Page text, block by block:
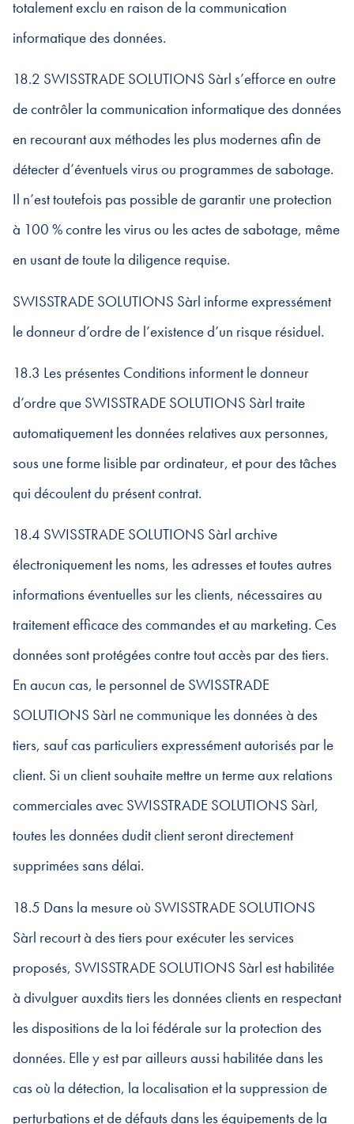
totalement exclu en raison de la communication
informatique des données.
18.2 SWISSTRADE SOLUTIONS Sàrl s’efforce en outre
de contrôler la communication informatique des données
en recourant aux méthodes les plus modernes afin de
détecter d’éventuels virus ou programmes de sabotage.
Il n’est toutefois pas possible de garantir une protection
à 100 % contre les virus ou les actes de sabotage, même
en usant de toute la diligence requise.
SWISSTRADE SOLUTIONS Sàrl informe expressément
le donneur d’ordre de l’existence d’un risque résiduel.
18.3 Les présentes Conditions informent le donneur
d’ordre que SWISSTRADE SOLUTIONS Sàrl traite
automatiquement les données relatives aux personnes,
sous une forme lisible par ordinateur, et pour des tâches
qui découlent du présent contrat.
18.4 SWISSTRADE SOLUTIONS Sàrl archive
électroniquement les noms, les adresses et toutes autres
informations éventuelles sur les clients, nécessaires au
traitement efficace des commandes et au marketing. Ces
données sont protégées contre tout accès par des tiers.
En aucun cas, le personnel de SWISSTRADE
SOLUTIONS Sàrl ne communique les données à des
tiers, sauf cas particuliers expressément autorisés par le
client. Si un client souhaite mettre un terme aux relations
commerciales avec SWISSTRADE SOLUTIONS Sàrl,
toutes les données dudit client seront directement
supprimées sans délai.
18.5 Dans la mesure où SWISSTRADE SOLUTIONS
Sàrl recourt à des tiers pour exécuter les services
proposés, SWISSTRADE SOLUTIONS Sàrl est habilitée
à divulguer auxdits tiers les données clients en respectant
les dispositions de la loi fédérale sur la protection des
données. Elle y est par ailleurs aussi habilitée dans les
cas où la détection, la localisation et la suppression de
perturbations et de défauts dans les équipements de la